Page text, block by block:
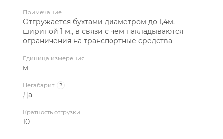
Примечание
Отгружается бухтами диаметром до 1,4м.
шириной 1 м., в связи с чем накладываются
ограничения на транспортные средства
Единица измерения
м
Негабарит ?
Да
Кратность отгрузки
10